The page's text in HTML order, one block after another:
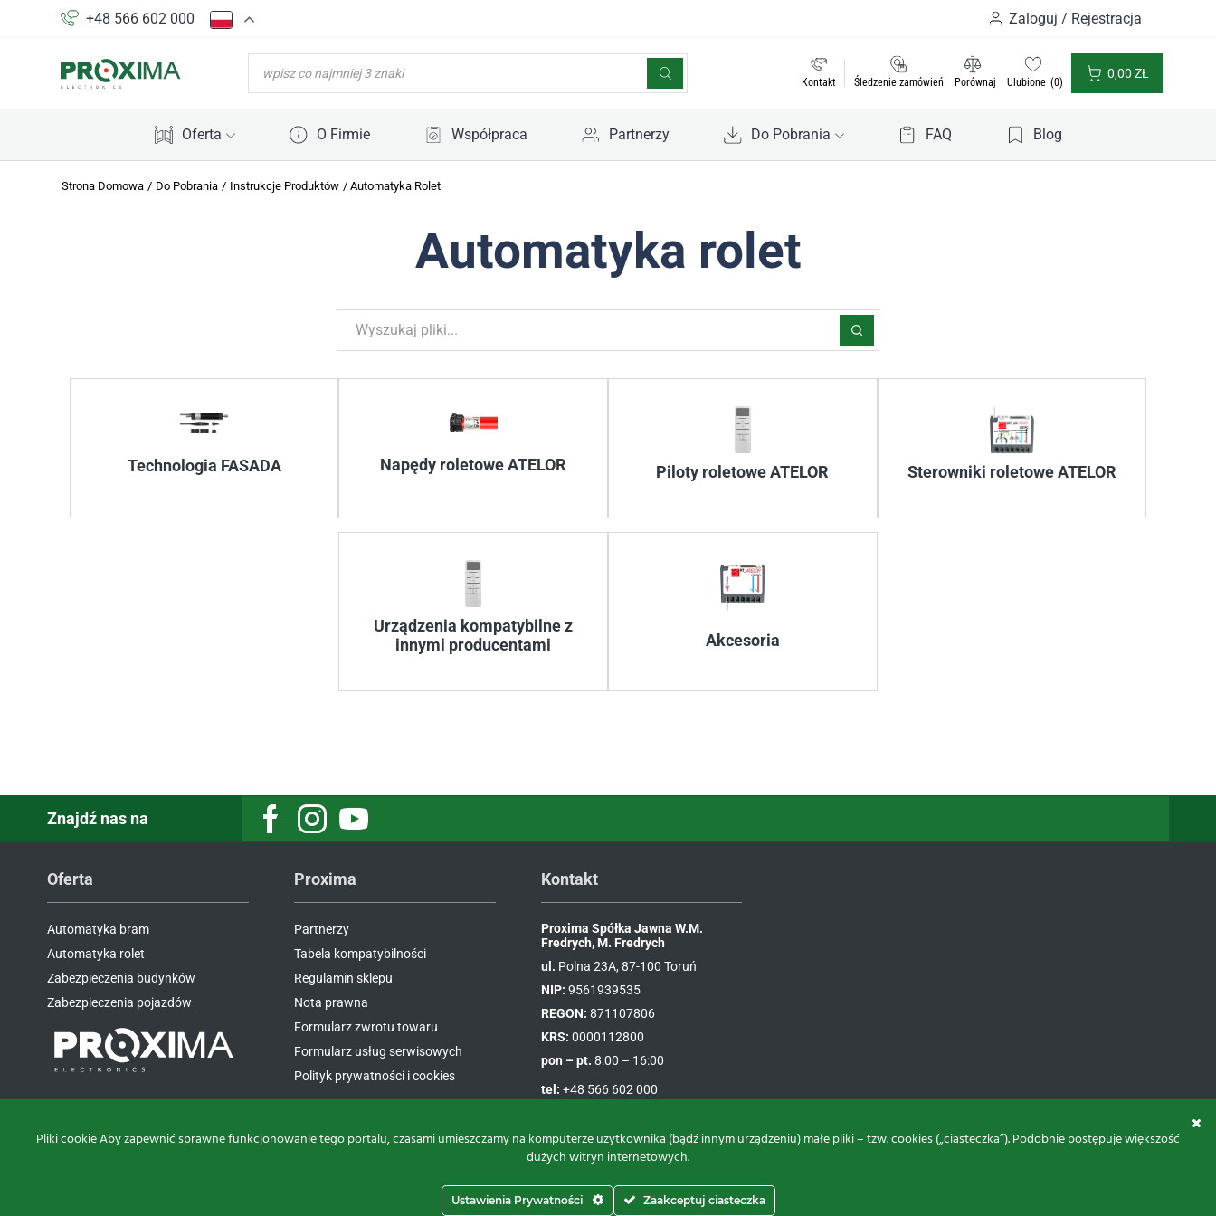
+48 566 602 000 Zaloguj / Rejestracja
WYSZUKIWARKA
PRODUKTÓW
Kontakt Śledzenie zamówień Porównaj Ulubione 0
0,00 ZŁ
Oferta O Firmie Współpraca Partnerzy Do Pobrania FAQ Blog
Strona Domowa / Do Pobrania / Instrukcje Produktów / Automatyka Rolet
Automatyka rolet
Technologia FASADA Napędy roletowe ATELOR Piloty roletowe ATELOR Sterowniki roletowe ATELOR
Urządzenia kompatybilne z
innymi producentami
Akcesoria
Znajdź nas na FacebookInstagramYoutube
Oferta
Automatyka bram
Automatyka rolet
Zabezpieczenia budynków
Zabezpieczenia pojazdów
Proxima
Partnerzy
Tabela kompatybilności
Regulamin sklepu
Nota prawna
Formularz zwrotu towaru
Formularz usług serwisowych
Polityk prywatności i cookies
Kontakt
Proxima Spółka Jawna W.M.
Fredrych, M. Fredrych
ul. Polna 23A, 87-100 Toruń
NIP: 9561939535
REGON: 871107806
KRS: 0000112800
pon – pt. 8:00 – 16:00
tel: +48 566 602 000
Pliki cookie Aby zapewnić sprawne funkcjonowanie tego portalu, czasami umieszczamy na komputerze użytkownika (bądź innym urządzeniu) małe pliki – tzw. cookies („ciasteczka”). Podobnie postępuje większość
dużych witryn internetowych.
Zaakceptuj ciasteczka
Ustawienia Prywatności